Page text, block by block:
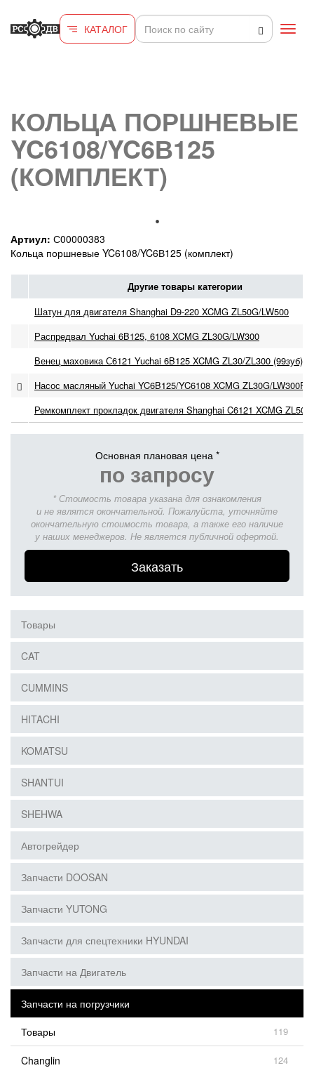
КАТАЛОГ
КОЛЬЦА ПОРШНЕВЫЕ
YC6108/YC6В125
(КОМПЛЕКТ)
Артиул: С00000383
Кольца поршневые YC6108/YC6В125 (комплект)
Другие товары категории
Шатун для двигателя Shanghai D9-220 XCMG ZL50G/LW500
Распредвал Yuchai 6B125, 6108 XCMG ZL30G/LW300
Венец маховика С6121 Yuchai 6B125 XCMG ZL30/ZL300 (99зуб)
Насос масляный Yuchai YC6B125/YC6108 XCMG ZL30G/LW300F
Ремкомплект прокладок двигателя Shanghai C6121 XCMG ZL50/
Основная плановая цена *
по запросу
* Стоимость товара указана для ознакомления
и не являтся окончательной. Пожалуйста, уточняйте
окончательную стоимость товара, а также его наличие
у наших менеджеров. Не является публичной офертой.
Заказать
Товары
CAT
CUMMINS
HITACHI
KOMATSU
SHANTUI
SHEHWA
Автогрейдер
Запчасти DOOSAN
Запчасти YUTONG
Запчасти для спецтехники HYUNDAI
Запчасти на Двигатель
Запчасти на погрузчики
Товары
119
Changlin 124